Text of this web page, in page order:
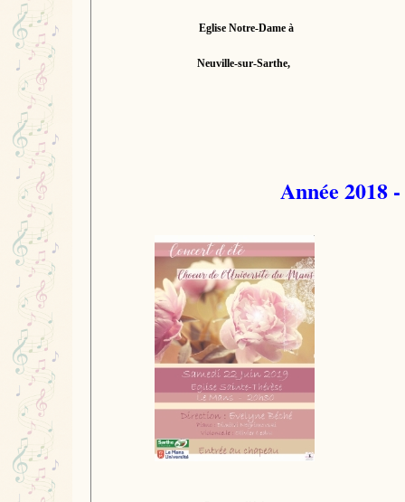
Eglise Notre-Dame à
Neuville-sur-Sarthe,
Année 2018